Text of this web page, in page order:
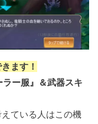
ます！
ー服』＆武器スキ
ている人はこの機